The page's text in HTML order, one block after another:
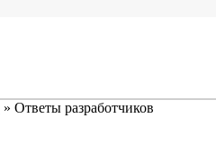
» Ответы разработчиков